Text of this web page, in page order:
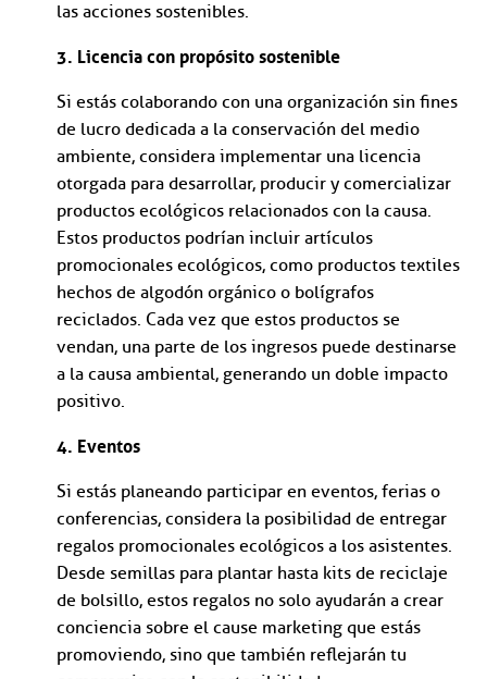
las acciones sostenibles.
3. Licencia con propósito sostenible
Si estás colaborando con una organización sin fines
de lucro dedicada a la conservación del medio
ambiente, considera implementar una licencia
otorgada para desarrollar, producir y comercializar
productos ecológicos relacionados con la causa.
Estos productos podrían incluir artículos
promocionales ecológicos, como productos textiles
hechos de algodón orgánico o bolígrafos
reciclados. Cada vez que estos productos se
vendan, una parte de los ingresos puede destinarse
a la causa ambiental, generando un doble impacto
positivo.
4. Eventos
Si estás planeando participar en eventos, ferias o
conferencias, considera la posibilidad de entregar
regalos promocionales ecológicos a los asistentes.
Desde semillas para plantar hasta kits de reciclaje
de bolsillo, estos regalos no solo ayudarán a crear
conciencia sobre el cause marketing que estás
promoviendo, sino que también reflejarán tu